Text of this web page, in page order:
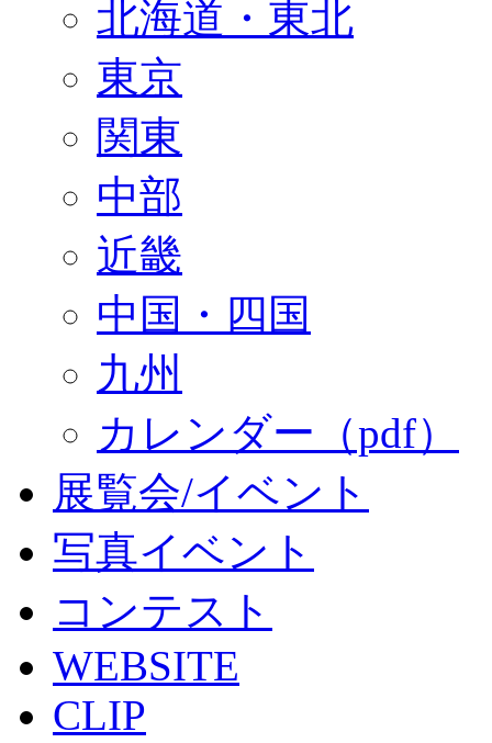
北海道・東北
東京
関東
中部
近畿
中国・四国
九州
カレンダー（pdf）
展覧会/イベント
写真イベント
コンテスト
WEBSITE
CLIP